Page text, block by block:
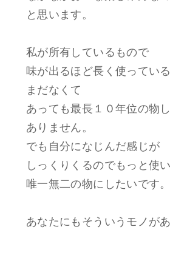
と思います。
私が所有しているもので
味が出るほど長く使ってい
まだなくて
あっても最長１０年位の物
ありません。
でも自分になじんだ感じが
しっくりくるのでもっと使
唯一無二の物にしたいです。
あなたにもそういうモノが